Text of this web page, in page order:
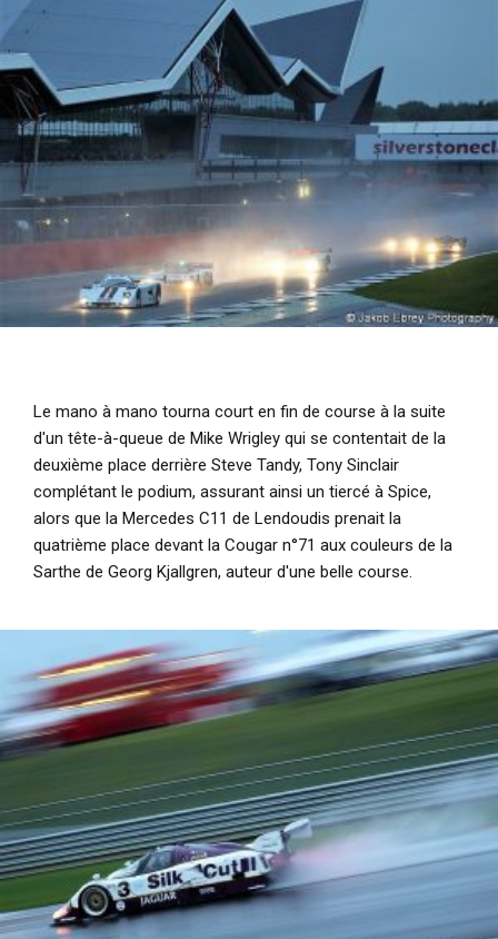
Le mano à mano tourna court en fin de course à la suite
d'un tête-à-queue de Mike Wrigley qui se contentait de la
deuxième place derrière Steve Tandy, Tony Sinclair
complétant le podium, assurant ainsi un tiercé à Spice,
alors que la Mercedes C11 de Lendoudis prenait la
quatrième place devant la Cougar n°71 aux couleurs de la
Sarthe de Georg Kjallgren, auteur d'une belle course.